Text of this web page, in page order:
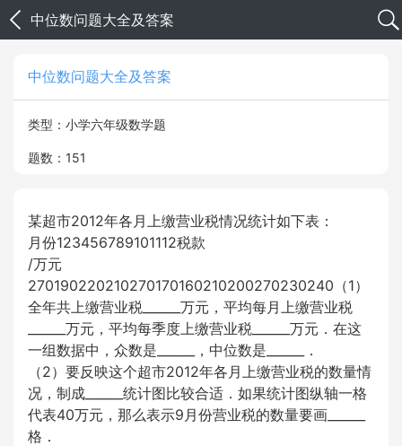
中位数问题大全及答案
中位数问题大全及答案
类型：小学六年级数学题
题数：151
某超市2012年各月上缴营业税情况统计如下表：
月份123456789101112税款
/万元
270190220210270170160210200270230240（1）
全年共上缴营业税______万元，平均每月上缴营业税
______万元，平均每季度上缴营业税______万元．在这
一组数据中，众数是______，中位数是______．
（2）要反映这个超市2012年各月上缴营业税的数量情
况，制成______统计图比较合适．如果统计图纵轴一格
代表40万元，那么表示9月份营业税的数量要画______
格．